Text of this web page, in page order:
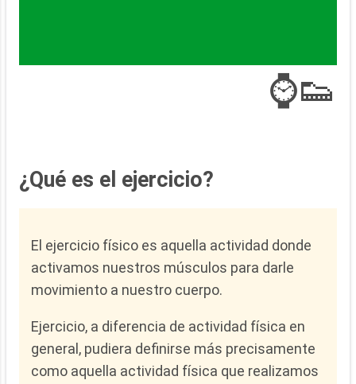
⌚👟
¿Qué es el ejercicio?
El ejercicio físico es aquella actividad donde
activamos nuestros músculos para darle
movimiento a nuestro cuerpo.
Ejercicio, a diferencia de actividad física en
general, pudiera definirse más precisamente
como aquella actividad física que realizamos